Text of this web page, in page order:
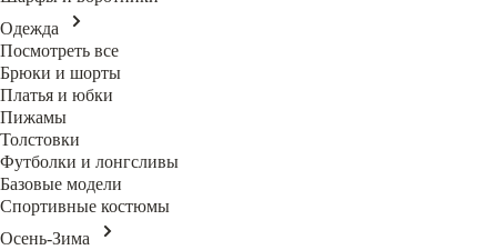
Одежда
Посмотреть все
Брюки и шорты
Платья и юбки
Пижамы
Толстовки
Футболки и лонгсливы
Базовые модели
Спортивные костюмы
Осень-Зима